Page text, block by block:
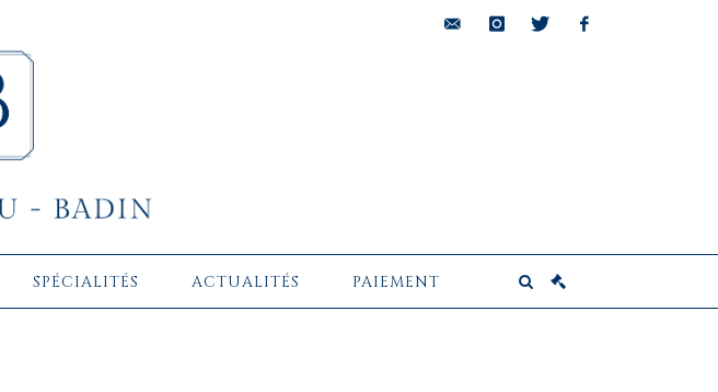
SPÉCIALITÉS ACTUALITÉS PAIEMENT